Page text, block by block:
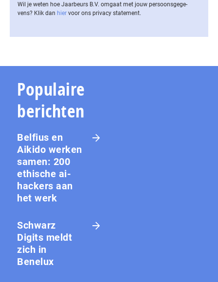
Wil je weten hoe Jaarbeurs B.V. omgaat met jouw per­soons­ge­ge­
vens? Klik dan hier voor ons privacy statement.
Populaire
berichten
Belfius en
Aikido werken
samen: 200
ethische ai-
hackers aan
het werk
Schwarz
Digits meldt
zich in
Benelux